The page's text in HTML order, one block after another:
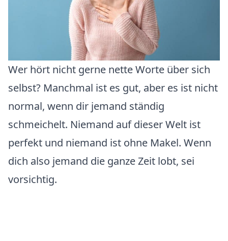
Wer hört nicht gerne nette Worte über sich
selbst? Manchmal ist es gut, aber es ist nicht
normal, wenn dir jemand ständig
schmeichelt. Niemand auf dieser Welt ist
perfekt und niemand ist ohne Makel. Wenn
dich also jemand die ganze Zeit lobt, sei
vorsichtig.